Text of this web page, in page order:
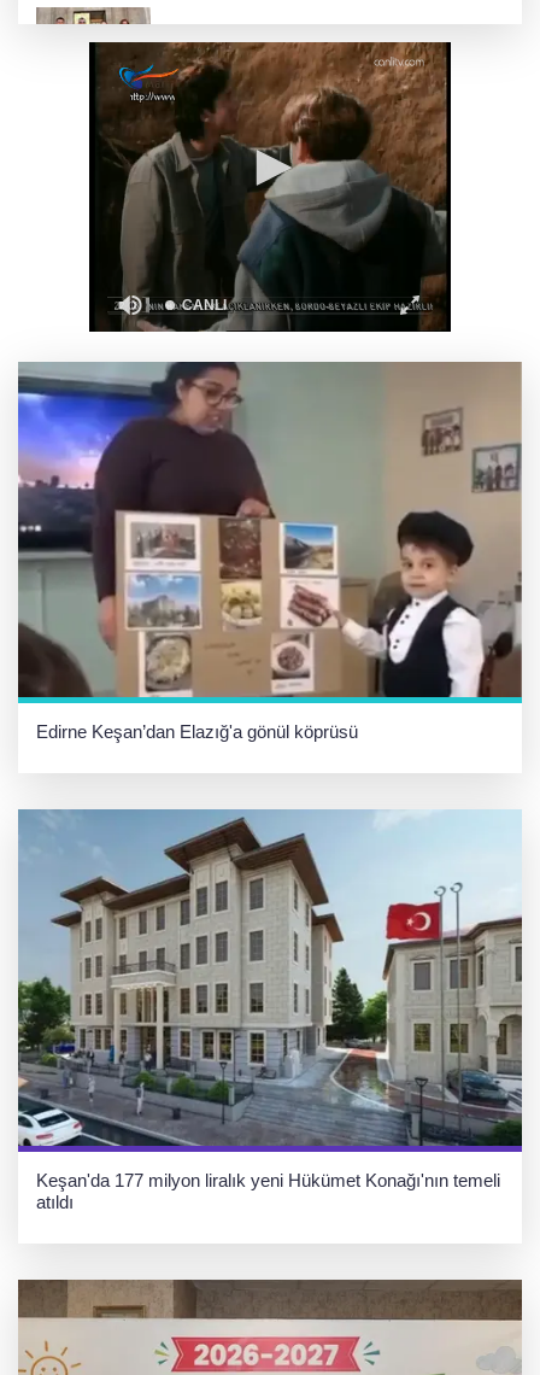
temaslar
Hakkari'de JİHA destekli operasyonda 253
kilo esrar ele geçirildi
Keşan Kent Konseyi'nden muhtarlara nezaket
ziyareti
İstanbul Maltepe’de çocuklar kitapların renkli
dünyasında
Edirne Keşan’dan Elazığ'a gönül köprüsü
Keşan'da 177 milyon liralık yeni Hükümet Konağı'nın temeli
atıldı